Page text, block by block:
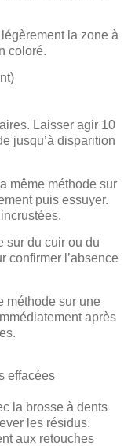
la zone à
coloré.
Laisser agir 10
jusqu’à disparition
même méthode sur
puis essuyer.
sur du cuir ou du
confirmer l’absence
méthode sur une
après
effacées
la brosse à dents
les résidus.
aux retouches